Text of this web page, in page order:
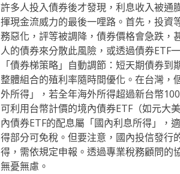
許多人投入債券後才發現，利息收入被通
揮現金流威力的最後一哩路。首先，投
務惡化，評等被調降，債券價格會急跌，
人的債券來分散此風險，或透過債券ETF
「債券梯策略」自動調節：短天期債券
整體組合的殖利率隨時間優化。在台灣，
外所得」，若全年海外所得超過新台幣
可利用台幣計價的境內債券ETF（如元大
內債券ETF的配息屬「國內利息所得」，
得部分可免稅。但要注意，國內投信發行
得，需依規定申報。透過專業稅務顧問的
無憂無慮。